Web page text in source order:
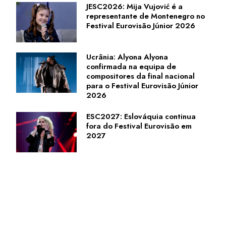
JESC2026: Mija Vujović é a
representante de Montenegro no
Festival Eurovisão Júnior 2026
Ucrânia: Alyona Alyona
confirmada na equipa de
compositores da final nacional
para o Festival Eurovisão Júnior
2026
ESC2027: Eslováquia continua
fora do Festival Eurovisão em
2027